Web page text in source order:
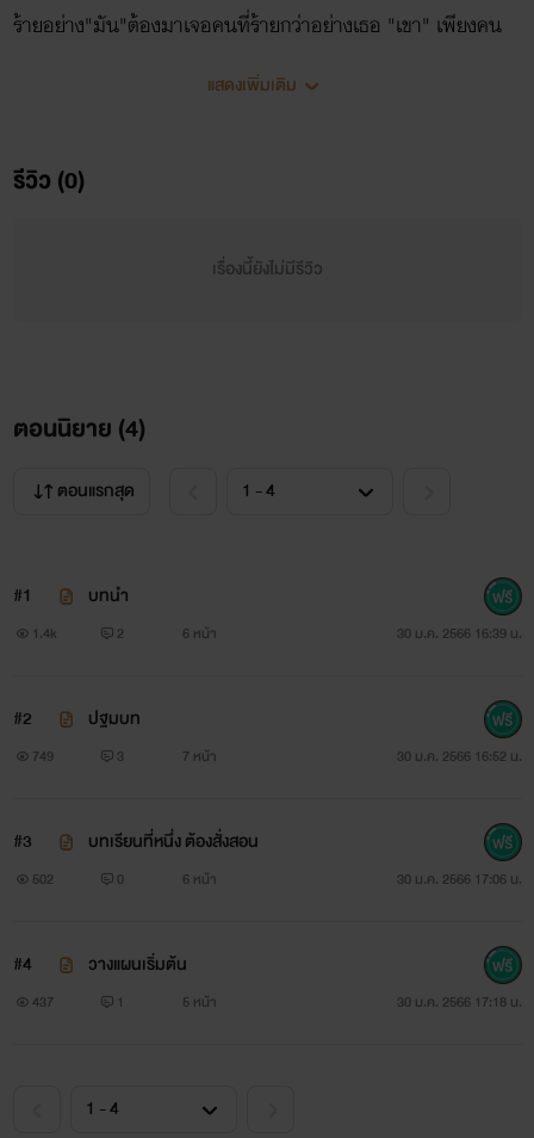
ร้ายอย่าง"มัน"ต้องมาเจอคนที่ร้ายกว่าอย่างเธอ "เขา" เพียงคน
เดียวเท่านั้นที่จะมาฉุดชีวิตดอกบัวต่ำๆดอกนี้ให้กลับมาเบ่งบานได้
บัวงามผุดโผล่พ้น ……….โคลนตม
กลับโผล่พ้นสู่ฟ้า ปราศด้วยธุลีดิน
บัวงามบริสุทธิ์แผ้ว ………. ปทุมทอง
ภมรร่อนผินถวิลปอง …….. ใฝ่เจ้า
ผลิบานช่อชูรอง ………. รอร่วง
มีเกิดดับลับเคล้า … เท่านั้นไยผยอง
บัวงามยามพิศเพี้ยง …… พุทธคุณ
งามพิสุทธิ์ผุดผ่องอดุลย์ เด่นแพร้ว
หอมละอองเจริดจรุง ……….. ธรรมะ
ดูดอกบัวช่อช้อย……. งามตา
แสดงเพิ่มเติม
รีวิว (0)
เรื่องนี้ยังไม่มีรีวิว
ตอนนิยาย (4)
ตอนแรกสุด
#1 บทนำ
1.4k 2 6 หน้า 30 ม.ค. 2566 16:39 น.
#2 ปฐมบท
749 3 7 หน้า 30 ม.ค. 2566 16:52 น.
#3 บทเรียนที่หนึ่ง ต้องสั่งสอน
502 0 6 หน้า 30 ม.ค. 2566 17:06 น.
#4 วางแผนเริ่มต้น
437 1 5 หน้า 30 ม.ค. 2566 17:18 น.